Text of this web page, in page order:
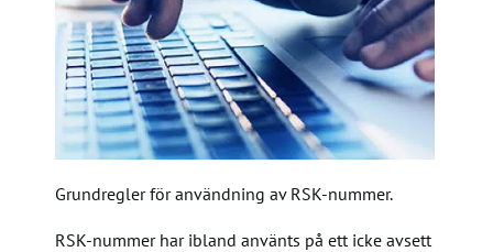
Grundregler för användning av RSK-nummer.
RSK-nummer har ibland använts på ett icke avsett